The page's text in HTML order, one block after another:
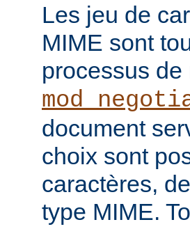
Les jeu de
MIME sont
processus
document
choix sont
caractères,
type MIME.